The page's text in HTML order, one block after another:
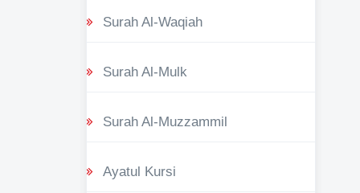
Surah Al-Waqiah
Surah Al-Mulk
Surah Al-Muzzammil
Ayatul Kursi